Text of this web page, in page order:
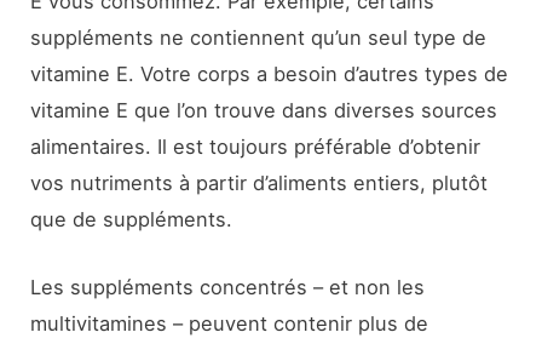
suppléments ne contiennent qu’un seul type de
vitamine E. Votre corps a besoin d’autres types de
vitamine E que l’on trouve dans diverses sources
alimentaires. Il est toujours préférable d’obtenir
vos nutriments à partir d’aliments entiers, plutôt
que de suppléments.
Les suppléments concentrés – et non les
multivitamines – peuvent contenir plus de